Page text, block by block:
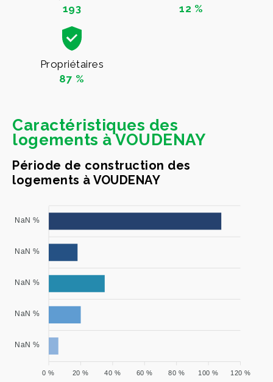
193
12 %
Propriétaires
87 %
Caractéristiques des
logements à VOUDENAY
Période de construction des
logements à VOUDENAY
NaN %
NaN %
NaN %
NaN %
NaN %
120 %
100 %
80 %
60 %
40 %
20 %
0 %